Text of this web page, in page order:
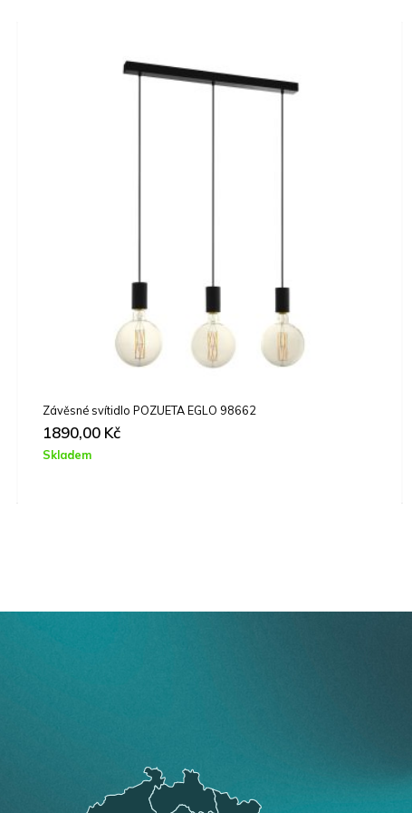
Závěsné svítidlo POZUETA EGLO 98662
1890,00 Kč
Skladem